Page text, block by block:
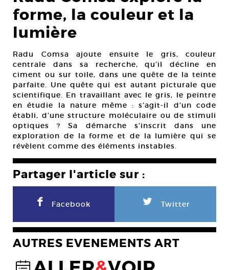
forme, la couleur et la
lumière
Radu Comsa ajoute ensuite le gris, couleur
centrale dans sa recherche, qu’il décline en
ciment ou sur toile, dans une quête de la teinte
parfaite. Une quête qui est autant picturale que
scientifique. En travaillant avec le gris, le peintre
en étudie la nature même : s’agit-il d’un code
établi, d’une structure moléculaire ou de stimuli
optiques ? Sa démarche s’inscrit dans une
exploration de la forme et de la lumière qui se
révèlent comme des éléments instables.
Partager l'article sur :
F Facebook L Twitter
AUTRES EVENEMENTS ART